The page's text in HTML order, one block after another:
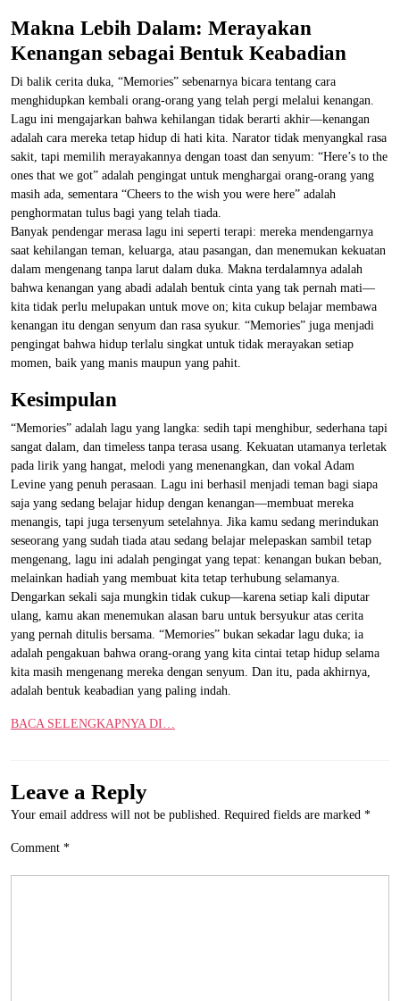
Makna Lebih Dalam: Merayakan
Kenangan sebagai Bentuk Keabadian
Di balik cerita duka, “Memories” sebenarnya bicara tentang cara
menghidupkan kembali orang-orang yang telah pergi melalui kenangan.
Lagu ini mengajarkan bahwa kehilangan tidak berarti akhir—kenangan
adalah cara mereka tetap hidup di hati kita. Narator tidak menyangkal rasa
sakit, tapi memilih merayakannya dengan toast dan senyum: “Here’s to the
ones that we got” adalah pengingat untuk menghargai orang-orang yang
masih ada, sementara “Cheers to the wish you were here” adalah
penghormatan tulus bagi yang telah tiada.
Banyak pendengar merasa lagu ini seperti terapi: mereka mendengarnya
saat kehilangan teman, keluarga, atau pasangan, dan menemukan kekuatan
dalam mengenang tanpa larut dalam duka. Makna terdalamnya adalah
bahwa kenangan yang abadi adalah bentuk cinta yang tak pernah mati—
kita tidak perlu melupakan untuk move on; kita cukup belajar membawa
kenangan itu dengan senyum dan rasa syukur. “Memories” juga menjadi
pengingat bahwa hidup terlalu singkat untuk tidak merayakan setiap
momen, baik yang manis maupun yang pahit.
Kesimpulan
“Memories” adalah lagu yang langka: sedih tapi menghibur, sederhana tapi
sangat dalam, dan timeless tanpa terasa usang. Kekuatan utamanya terletak
pada lirik yang hangat, melodi yang menenangkan, dan vokal Adam
Levine yang penuh perasaan. Lagu ini berhasil menjadi teman bagi siapa
saja yang sedang belajar hidup dengan kenangan—membuat mereka
menangis, tapi juga tersenyum setelahnya. Jika kamu sedang merindukan
seseorang yang sudah tiada atau sedang belajar melepaskan sambil tetap
mengenang, lagu ini adalah pengingat yang tepat: kenangan bukan beban,
melainkan hadiah yang membuat kita tetap terhubung selamanya.
Dengarkan sekali saja mungkin tidak cukup—karena setiap kali diputar
ulang, kamu akan menemukan alasan baru untuk bersyukur atas cerita
yang pernah ditulis bersama. “Memories” bukan sekadar lagu duka; ia
adalah pengakuan bahwa orang-orang yang kita cintai tetap hidup selama
kita masih mengenang mereka dengan senyum. Dan itu, pada akhirnya,
adalah bentuk keabadian yang paling indah.
BACA SELENGKAPNYA DI…
Leave a Reply
Your email address will not be published. Required fields are marked *
Comment *